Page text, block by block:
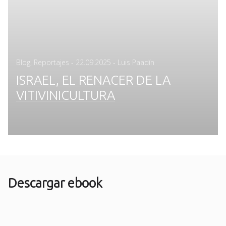
Blog Reportajes - Posted
22.09.2025 - Luis Paadín
ISRAEL, EL RENACER DE LA
VITIVINICULTURA
Descargar ebook